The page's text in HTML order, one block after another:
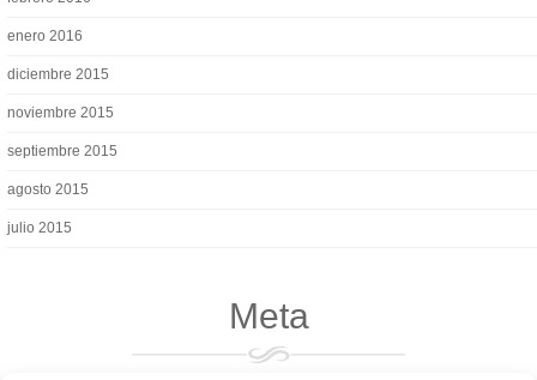
enero 2016
diciembre 2015
noviembre 2015
septiembre 2015
agosto 2015
julio 2015
Meta